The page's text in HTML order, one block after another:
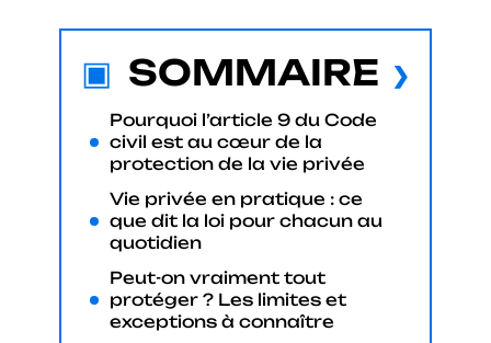
SOMMAIRE
Pourquoi l’article 9 du Code
civil est au cœur de la
protection de la vie privée
Vie privée en pratique : ce
que dit la loi pour chacun au
quotidien
Peut-on vraiment tout
protéger ? Les limites et
exceptions à connaître